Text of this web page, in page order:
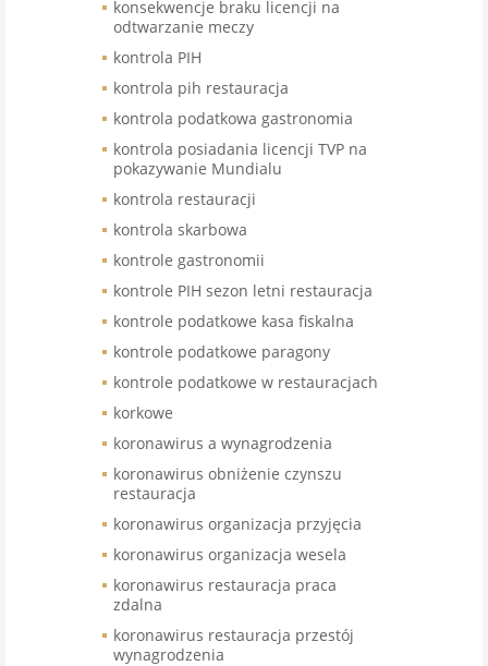
konsekwencje braku licencji na
odtwarzanie meczy
kontrola PIH
kontrola pih restauracja
kontrola podatkowa gastronomia
kontrola posiadania licencji TVP na
pokazywanie Mundialu
kontrola restauracji
kontrola skarbowa
kontrole gastronomii
kontrole PIH sezon letni restauracja
kontrole podatkowe kasa fiskalna
kontrole podatkowe paragony
kontrole podatkowe w restauracjach
korkowe
koronawirus a wynagrodzenia
koronawirus obniżenie czynszu
restauracja
koronawirus organizacja przyjęcia
koronawirus organizacja wesela
koronawirus restauracja praca
zdalna
koronawirus restauracja przestój
wynagrodzenia